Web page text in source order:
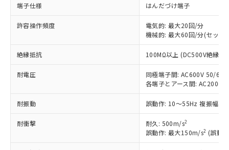
端子仕様 はんだづけ端子
許容操作頻度
電気的: 最大20回/分
機械的: 最大60回/分(セット
絶縁抵抗 100MΩ以上 (DC500V絶縁抵
耐電圧
同極端子間: AC600V 50/
各端子とアース間:
耐振動 誤動作: 10～55Hz 複振幅
耐衝撃 耐久: 500m/s2
誤動作: 最大150m/s2 (誤動
対応済み：EU RoHS指令（10物質）の
非含有に対応した製品が提供可能な商品で
対応予定：EU RoHS指令（10物質）の非含
有に対応した製品に切り替える予定のある